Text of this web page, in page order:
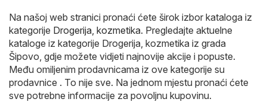
Na našoj web stranici pronaći ćete širok izbor kataloga iz
kategorije Drogerija, kozmetika. Pregledajte aktuelne
kataloge iz kategorije Drogerija, kozmetika iz grada
Šipovo, gdje možete vidjeti najnovije akcije i popuste.
Među omiljenim prodavnicama iz ove kategorije su
prodavnice . To nije sve. Na jednom mjestu pronaći ćete
sve potrebne informacije za povoljnu kupovinu.